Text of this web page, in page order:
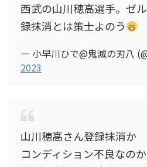
西武の山川穂高選手。ゼ
録抹消とは策士よのう
— 小早川ひで@鬼滅の刃八
2023
山川穂高さん登録抹消か
コンディション不良なの